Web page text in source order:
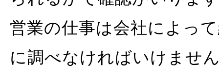
営業の仕事は会社によっ
に調べなければいけませ